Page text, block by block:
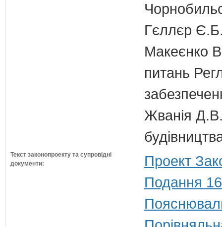
Гєллєр
Макеєнко
питань
Жванія
Текст законопроекту та супровідні
документи:
Проект
Подання